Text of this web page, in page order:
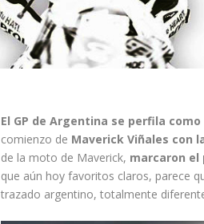
El GP de Argentina se perfila
comienzo de Maverick Viñales con
de la moto de Maverick, marcaron el
que aún hoy favoritos claros, parece
trazado argentino, totalmente